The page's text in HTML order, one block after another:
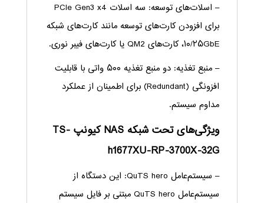
– اسلات‌های توسعه: سه اسلات PCIe Gen3 x4
برای افزودن کارت‌های توسعه مانند کارت‌های شبکه
۱۰/۲۵GbE، کارت‌های QM2 یا کارت‌های فیبر نوری.
– منبع تغذیه: دو منبع تغذیه ۵۰۰ واتی با قابلیت
افزونگی (Redundant) برای اطمینان از عملکرد
مداوم سیستم.
ویژگی‌های تحت شبکه NAS کیونپ TS-
h1677XU-RP-3700X-32G
– سیستم‌عامل QuTS hero: این دستگاه از
سیستم‌عامل QuTS hero مبتنی بر فایل سیستم